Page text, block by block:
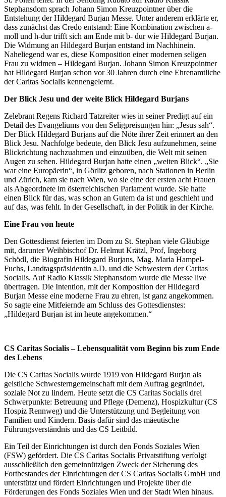
Stephansdom sprach Johann Simon Kreuzpointner über die
Entstehung der Hildegard Burjan Messe. Unter anderem erklärte er,
dass zunächst das Credo entstand: Eine Kombination zwischen a-
moll und h-dur trifft sich am Ende mit b- dur wie Hildegard Burjan.
Die Widmung an Hildegard Burjan entstand im Nachhinein.
Naheliegend war es, diese Komposition einer modernen seligen
Frau zu widmen – Hildegard Burjan. Johann Simon Kreuzpointner
hat Hildegard Burjan schon vor 30 Jahren durch eine Ehrenamtliche
der Caritas Socialis kennengelernt.
Der Blick Jesu und der weite Blick Hildegard Burjans
Zelebrant Regens Richard Tatzreiter wies in seiner Predigt auf ein
Detail des Evangeliums von den Seligpreisungen hin: „Jesus sah“.
Der Blick Hildegard Burjans auf die Nöte ihrer Zeit erinnert an den
Blick Jesu. Nachfolge bedeute, den Blick Jesu aufzunehmen, seine
Blickrichtung nachzuahmen und einzuüben, die Welt mit seinen
Augen zu sehen. Hildegard Burjan hatte einen „weiten Blick“. „Sie
war eine Europäerin“, in Görlitz geboren, nach Stationen in Berlin
und Zürich, kam sie nach Wien, wo sie eine der ersten acht Frauen
als Abgeordnete im österreichischen Parlament wurde. Sie hatte
einen Blick für das, was schon an Gutem da ist und geschieht und
auf das, was fehlt. In der Gesellschaft, in der Politik in der Kirche.
Eine Frau von heute
Den Gottesdienst feierten im Dom zu St. Stephan viele Gläubige
mit, darunter Weihbischof Dr. Helmut Krätzl, Prof, Ingeborg
Schödl, die Biografin Hildegard Burjans, Mag. Maria Hampel-
Fuchs, Landtagspräsidentin a.D. und die Schwestern der Caritas
Socialis. Auf Radio Klassik Stephansdom wurde die Messe live
übertragen. Die Intention, mit der Komposition der Hildegard
Burjan Messe eine moderne Frau zu ehren, ist ganz angekommen.
So sagte eine Mitfeiernde am Schluss des Gottesdienstes:
„Hildegard Burjan ist im heute angekommen.“
CS Caritas Socialis – Lebensqualität vom Beginn bis zum Ende
des Lebens
Die CS Caritas Socialis wurde 1919 von Hildegard Burjan als
geistliche Schwesterngemeinschaft mit dem Auftrag gegründet,
soziale Not zu lindern. Heute setzt die CS Caritas Socialis drei
Schwerpunkte: Betreuung und Pflege (Demenz), Hospizkultur (CS
Hospiz Rennweg) und die Unterstützung und Begleitung von
Familien und Kindern. Basis dafür sind das mäeutische
Führungsverständnis und das CS Leitbild.
Ein Teil der Einrichtungen ist durch den Fonds Soziales Wien
(FSW) gefördert. Die CS Caritas Socialis Privatstiftung verfolgt
ausschließlich den gemeinnützigen Zweck der Sicherung des
Fortbestandes der Einrichtungen der CS Caritas Socialis GmbH und
unterstützt und fördert Einrichtungen und Projekte über die
Förderungen des Fonds Soziales Wien und der Stadt Wien hinaus.